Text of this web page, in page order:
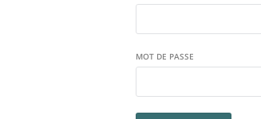
MOT DE PASSE